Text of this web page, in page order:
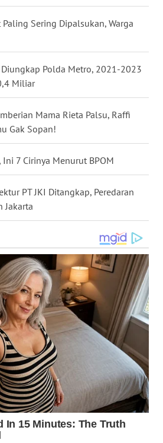
Sering Dipalsukan, Warga
Diungkap Polda Metro, 2021-2023
Miliar
Mama Rieta Palsu, Raffi
Gak Sopan!
7 Cirinya Menurut BPOM
PT JKI Ditangkap, Peredaran
Jakarta